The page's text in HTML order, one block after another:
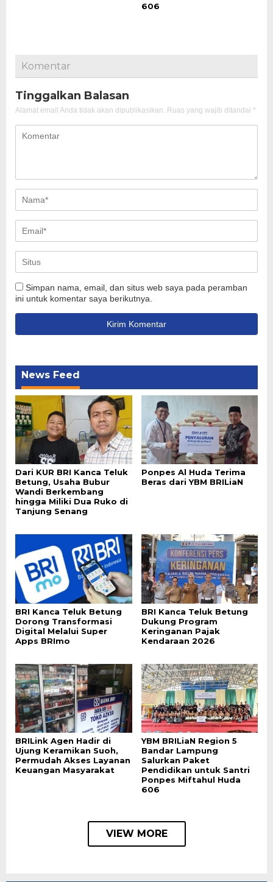
606
Komentar
Tinggalkan Balasan
Alamat email Anda tidak akan dipublikasikan. Ruas yang wajib ditandai *
Simpan nama, email, dan situs web saya pada peramban
ini untuk komentar saya berikutnya.
News Feed
Dari KUR BRI Kanca Teluk
Betung, Usaha Bubur
Wandi Berkembang
hingga Miliki Dua Ruko di
Tanjung Senang
Ponpes Al Huda Terima
Beras dari YBM BRILiaN
BRI Kanca Teluk Betung
Dorong Transformasi
Digital Melalui Super
Apps BRImo
BRI Kanca Teluk Betung
Dukung Program
Keringanan Pajak
Kendaraan 2026
BRILink Agen Hadir di
Ujung Keramikan Suoh,
Permudah Akses Layanan
Keuangan Masyarakat
YBM BRILiaN Region 5
Bandar Lampung
Salurkan Paket
Pendidikan untuk Santri
Ponpes Miftahul Huda
606
VIEW MORE